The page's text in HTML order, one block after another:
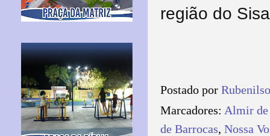
região do
Postado por
Marcadores: Almir
de Barrocas, Nossa